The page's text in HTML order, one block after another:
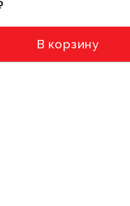
В корзину